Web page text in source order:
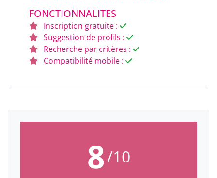
FONCTIONNALITES
Inscription gratuite :
Suggestion de profils :
Recherche par critères :
Compatibilité mobile :
8/10